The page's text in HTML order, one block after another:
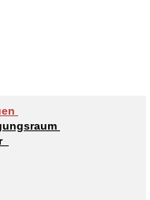
Straße
“Deisterspatzen”
/